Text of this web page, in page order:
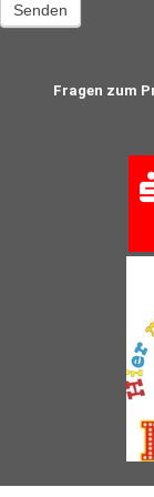
Senden
Fragen zum